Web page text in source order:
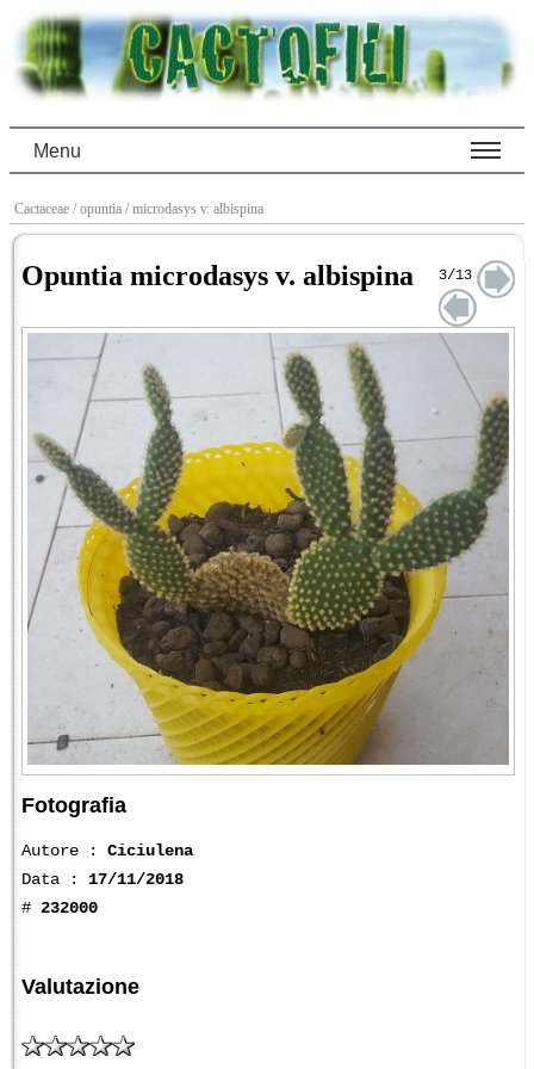
Menu
Cactaceae / opuntia / microdasys v. albispina
Opuntia microdasys v. albispina 3/13
Fotografia
Autore : Ciciulena
Data : 17/11/2018
# 232000
Valutazione